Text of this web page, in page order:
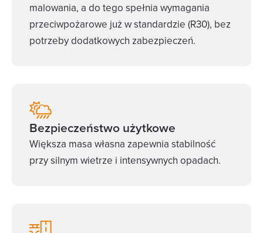
malowania, a do tego spełnia wymagania
przeciwpożarowe już w standardzie (R30), bez
potrzeby dodatkowych zabezpieczeń.
Bezpieczeństwo użytkowe
Większa masa własna zapewnia stabilność
przy silnym wietrze i intensywnych opadach.